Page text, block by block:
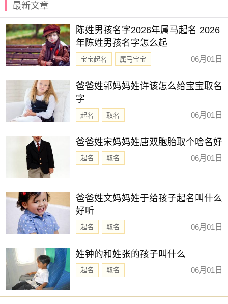
5时-7时 丁卯时： 沖鸡 煞西 时沖辛酉日建 天赦明堂
宜：修造 入宅 安葬
忌：造船 乘船
7时-9时 戊辰时： 沖狗 煞南 时沖壬戍 天刑 六戊 雷兵 武曲
宜：祭祀 斋醮 订婚 嫁娶 出行 安葬
忌：赴任 词讼 祈福 求嗣 乘船
9时-11时 己巳时： 沖猪 煞东 时沖癸亥 朱雀 大退 驿马 帝旺
宜：赴任 出行 见贵 求财 嫁娶 入宅 移徙 求嗣
忌：朱雀须用 凤凰符制 否则 诸事不宜 开光 修造 安葬
11时-13时 庚午时： 沖鼠 煞北 时沖甲子 地兵 金匮 日禄 福
德
宜：祈福 订婚 嫁娶 开市 安葬 赴任 出行 求财 见贵
忌：修造 动土
光
宜：祈福 求嗣 订婚 嫁娶 出行 求财 开市 交易 安床 祭祀
忌：
最新文章
陈姓男孩名字2026年属马起名 2026
年陈姓男孩名字怎么起
宝宝起名
属马宝宝
新生儿取名
06月01日
爸爸姓郭妈妈姓许该怎么给宝宝取名
字
起名 取名 06月01日
爸爸姓宋妈妈姓唐双胞胎取个啥名好
起名 取名 06月01日
爸爸姓文妈妈姓于给孩子起名叫什么
好听
起名 取名 06月01日
姓钟的和姓张的孩子叫什么
起名 取名 06月01日